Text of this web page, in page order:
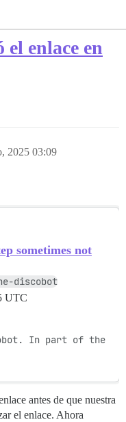
el enlace en
2025 03:09
sometimes not
discobot
UTC
In part of the
antes de que nuestra
el enlace. Ahora